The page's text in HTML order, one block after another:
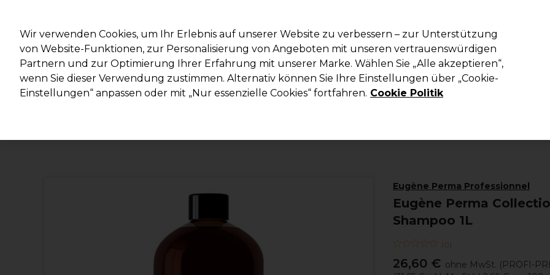
Suchen
Marken Deals Haare Elektrogeräte Saloneinrichtung Kosmetik Herrenfriseur Inspiration Die Professional
Lieferung und Lieferzeiten
Eugène Perma Professionnel
Eugène Perma
Shampoo 1L
(0)
26,60 € ohne MwSt. (PROFI-
Wir verwenden Cookies, um Ihr Erlebnis auf unserer Website zu verbessern – zur Unterstützung
von Website-Funktionen, zur Personalisierung von Angeboten mit unseren vertrauenswürdigen
Partnern und zur Optimierung Ihrer Erfahrung mit unserer Marke. Wählen Sie „Alle akzeptieren“,
wenn Sie dieser Verwendung zustimmen. Alternativ können Sie Ihre Einstellungen über „Cookie-
Einstellungen“ anpassen oder mit „Nur essenzielle Cookies“ fortfahren. Cookie Politik